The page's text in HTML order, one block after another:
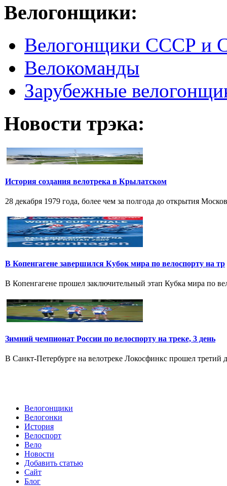
Велогонщики:
Велогонщики СССР и
Велокоманды
Зарубежные
Новости трэка:
История создания велотрека в Крылатском
28 декабря 1979 года, более чем за полгода до открытия
В Копенгагене завершился Кубок мира по велоспорту на тр
В Копенгагене прошел заключительный этап Кубка мира по
Зимний чемпионат России по велоспорту на треке, 3 день
В Санкт-Петербурге на велотреке Локосфинкс прошел третий
Велогонщики
Велогонки
История
Велоспорт
Вело
Новости
Добавить статью
Сайт
Блог